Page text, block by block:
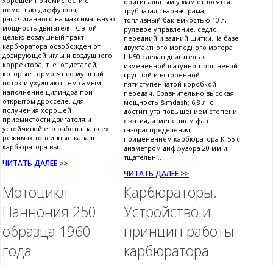
помощью диффузора,
рассчитанного на максимальную
мощность двигателя. С этой
целью воздушный тракт
карбюратора освобожден от
дозирующей иглы и воздушного
корректора, т. е. от деталей,
которые тормозят воздушный
поток и ухудшают тем самым
наполнение цилиндра при
открытом дросселе. Для
получения хорошей
приемистости двигателя и
устойчивой его работы на всех
режимах топливные каналы
карбюратора вы...
ЧИТАТЬ ДАЛЕЕ >>
трубчатая сварная рама,
топливный бак емкостью 10 л,
рулевое управление, седло,
передний и задний щитки.На базе
двухтактного мопедного мотора
Ш-50 сделан двигатель с
измененной шатунно-поршневой
группой и встроенной
пятиступенчатой коробкой
передач. Сравнительно высокая
мощность &mdash; 6,8 л. с.
достигнута повышением степени
сжатия, изменением фаз
газораспределения,
применением карбюратора К-55 с
диаметром диффузора 20 мм и
тщательн...
ЧИТАТЬ ДАЛЕЕ >>
Мотоцикл
Паннония 250
образца 1960
года
Карбюраторы.
Устройство и
принцип работы
карбюратора